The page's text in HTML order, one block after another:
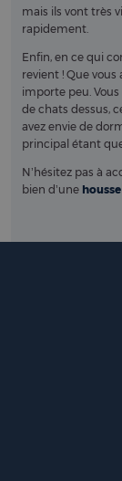
mais ils vont très
rapidement.
Enfin, en ce qui
revient ! Que vous
importe peu.
de chats dessus,
avez envie de
principal étant
N’hésitez pas à
bien d’une